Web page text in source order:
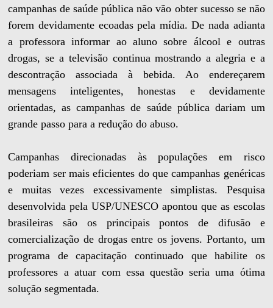
campanhas de saúde pública não vão obter sucesso se não
forem devidamente ecoadas pela mídia. De nada adianta
a professora informar ao aluno sobre álcool e outras
drogas, se a televisão continua mostrando a alegria e a
descontração associada à bebida. Ao endereçarem
mensagens inteligentes, honestas e devidamente
orientadas, as campanhas de saúde pública dariam um
grande passo para a redução do abuso.
Campanhas direcionadas às populações em risco
poderiam ser mais eficientes do que campanhas genéricas
e muitas vezes excessivamente simplistas. Pesquisa
desenvolvida pela USP/UNESCO apontou que as escolas
brasileiras são os principais pontos de difusão e
comercialização de drogas entre os jovens. Portanto, um
programa de capacitação continuado que habilite os
professores a atuar com essa questão seria uma ótima
solução segmentada.